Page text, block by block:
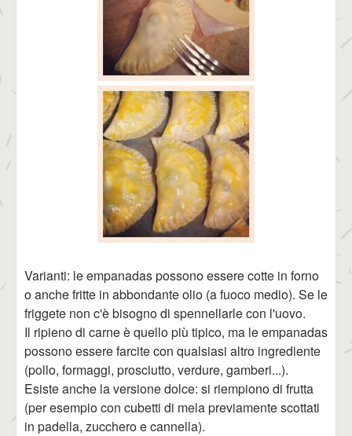
Varianti: le empanadas possono essere cotte in forno
o anche fritte in abbondante olio (a fuoco medio). Se le
friggete non c'è bisogno di spennellarle con l'uovo.
Il ripieno di carne è quello più tipico, ma le empanadas
possono essere farcite con qualsiasi altro ingrediente
(pollo, formaggi, prosciutto, verdure, gamberi...).
Esiste anche la versione dolce: si riempiono di frutta
(per esempio con cubetti di mela previamente scottati
in padella, zucchero e cannella).